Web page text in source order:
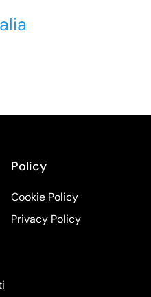
Policy
Cookie Policy
Privacy Policy